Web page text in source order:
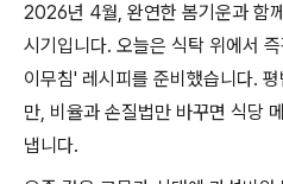
2026년 4월, 완연한 봄기운과 함
시기입니다. 오늘은 식탁 위에서
이무침' 레시피를 준비했습니다.
만, 비율과 손질법만 바꾸면 식당
냅니다.